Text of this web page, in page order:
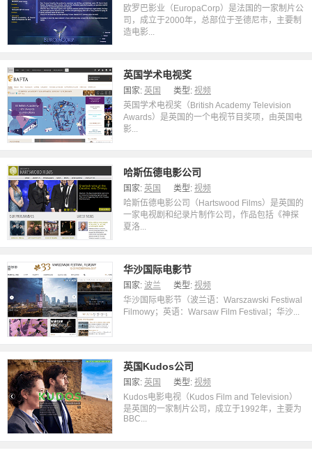
欧罗巴影业（EuropaCorp）是法国的一家制片公
司，成立于2000年，总部位于圣德尼市，主要制
造电影...
英国学术电视奖
国家: 英国 类型: 视频
英国学术电视奖（British Academy Television
Awards）是英国的一个电视节目奖项，由英国电
影...
哈斯伍德电影公司
国家: 英国 类型: 视频
哈斯伍德电影公司（Hartswood Films）是英国的
一家电视剧和纪录片制作公司，作品包括《神探
夏洛...
华沙国际电影节
国家: 波兰 类型: 视频
华沙国际电影节（波兰语：Warszawski Festiwal
Filmowy；英语：Warsaw Film Festival；华沙...
英国Kudos公司
国家: 英国 类型: 视频
Kudos电影电视（Kudos Film and Television）
是英国的一家制片公司，成立于1992年，主要为
BBC...